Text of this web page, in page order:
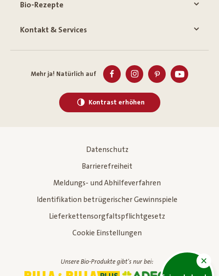
Bio-Rezepte
Kontakt & Services
Mehr ja! Natürlich auf
Kontrast erhöhen
Datenschutz
Barrierefreiheit
Meldungs- und Abhilfeverfahren
Identifikation betrügerischer Gewinnspiele
Lieferkettensorgfaltspflichtgesetz
Cookie Einstellungen
Unsere Bio-Produkte gibt's nur bei: